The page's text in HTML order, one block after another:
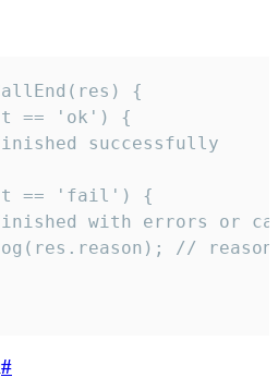
{
== 'ok') {
successfully
== 'fail') {
with errors or
//
#